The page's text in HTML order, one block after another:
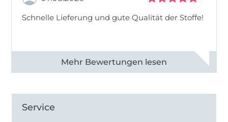
Schnelle Lieferung und gute Qualität der Stoffe!
Alle 82990 Bewertungen ansehen
Service